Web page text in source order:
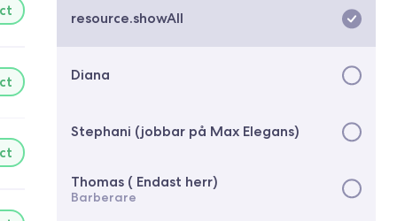
resource.showAll
Diana
Stephani (jobbar på Max Elegans)
Thomas ( Endast herr)
Barberare